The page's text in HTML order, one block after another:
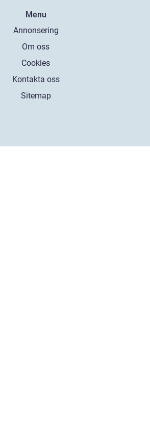
Menu
Annonsering
Om oss
Cookies
Kontakta oss
Sitemap